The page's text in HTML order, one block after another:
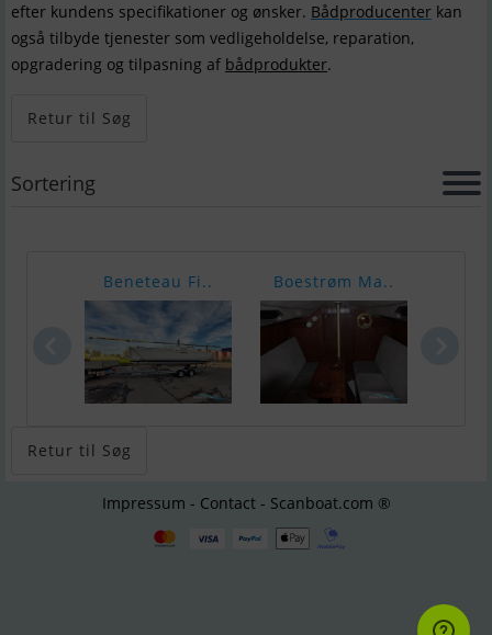
efter kundens specifikationer og ønsker. Bådproducenter kan
også tilbyde tjenester som vedligeholdelse, reparation,
opgradering og tilpasning af bådprodukter.
Retur til Søg
Sortering
Beneteau Fi.. Boestrøm Ma..
Retur til Søg
Impressum - Contact - Scanboat.com ®